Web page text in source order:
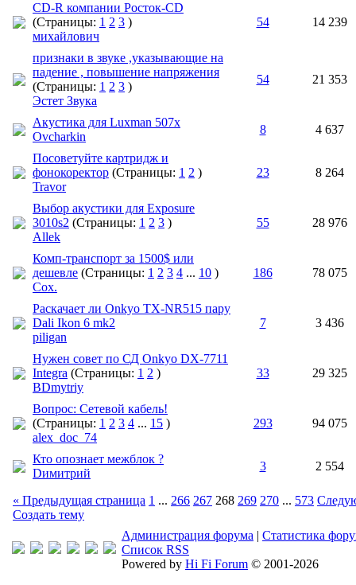
CD-R компании Росток-CD
(Страницы: 1 2 3 )
михайлович
54 14 239
признаки в звуке ,указывающие на
падение , повышение напряжения
(Страницы: 1 2 3 )
Эстет Звука
54 21 353
Акустика для Luxman 507x
Ovcharkin
8 4 637
Посоветуйте картридж и
фонокоректор (Страницы: 1 2 )
Travor
23 8 264
Выбор акустики для Exposure
3010s2 (Страницы: 1 2 3 )
Allek
55 28 976
Комп-транспорт за 1500$ или
дешевле (Страницы: 1 2 3 4 ... 10 )
Cox.
186 78 075
Раскачает ли Onkyo TX-NR515 пару
Dali Ikon 6 mk2
piligan
7 3 436
Нужен совет по СД Onkyo DX-7711
Integra (Страницы: 1 2 )
BDmytriy
33 29 325
Вопрос: Cетевой кабель!
(Страницы: 1 2 3 4 ... 15 )
alex_doc_74
293 94 075
Кто опознает межблок ?
Dимитрий
3 2 554
« Предыдущая страница 1 ... 266 267 268 269 270 ... 573
Создать тему
Администрация форума | Статистика
Список RSS
Powered by Hi Fi Forum © 2001-2026